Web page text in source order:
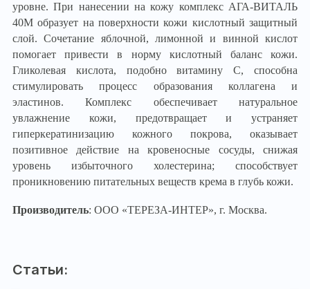
уровне. При нанесении на кожу комплекс АГА-ВИТАЛЬ
40М образует на поверхности кожи кислотный защитный
слой. Сочетание яблочной, лимонной и винной кислот
помогает привести в норму кислотный баланс кожи.
Гликолевая кислота, подобно витамину С, способна
стимулировать процесс образования коллагена и
эластинов. Комплекс обеспечивает натуральное
увлажнение кожи, предотвращает и устраняет
гиперкератинизацию кожного покрова, оказывает
позитивное действие на кровеносные сосуды, снижая
уровень избыточного холестерина; способствует
проникновению питательных веществ крема в глубь кожи.
Производитель: ООО «ТЕРЕЗА-ИНТЕР», г. Москва.
Статьи: